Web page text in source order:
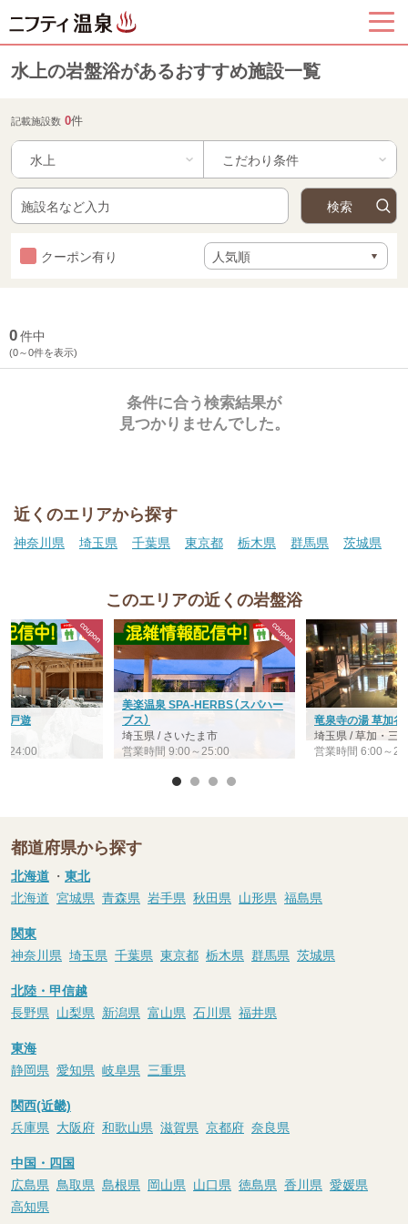
水上の岩盤浴があるおすすめ施設一覧
記載施設数 0件
水上
クーポン有り
0件中
(0～0件を表示)
条件に合う検索結果が
見つかりませんでした。
近くのエリアから探す
神奈川県 埼玉県 千葉県 東京都 栃木県 群馬県 茨城県
このエリアの近くの岩盤浴
戸遊
24:00
美楽温泉 SPA-HERBS（スパハー
ブス）
埼玉県 / さいたま市
営業時間 9:00～25:00
竜泉寺の湯 草加谷
埼玉県 / 草加・三
営業時間 6:00～
都道府県から探す
北海道 ・ 東北
北海道 宮城県 青森県 岩手県 秋田県 山形県 福島県
関東
神奈川県 埼玉県 千葉県 東京都 栃木県 群馬県 茨城県
北陸・甲信越
長野県 山梨県 新潟県 富山県 石川県 福井県
東海
静岡県 愛知県 岐阜県 三重県
関西(近畿)
兵庫県 大阪府 和歌山県 滋賀県 京都府 奈良県
中国・四国
広島県 鳥取県 島根県 岡山県 山口県 徳島県 香川県 愛媛県
高知県